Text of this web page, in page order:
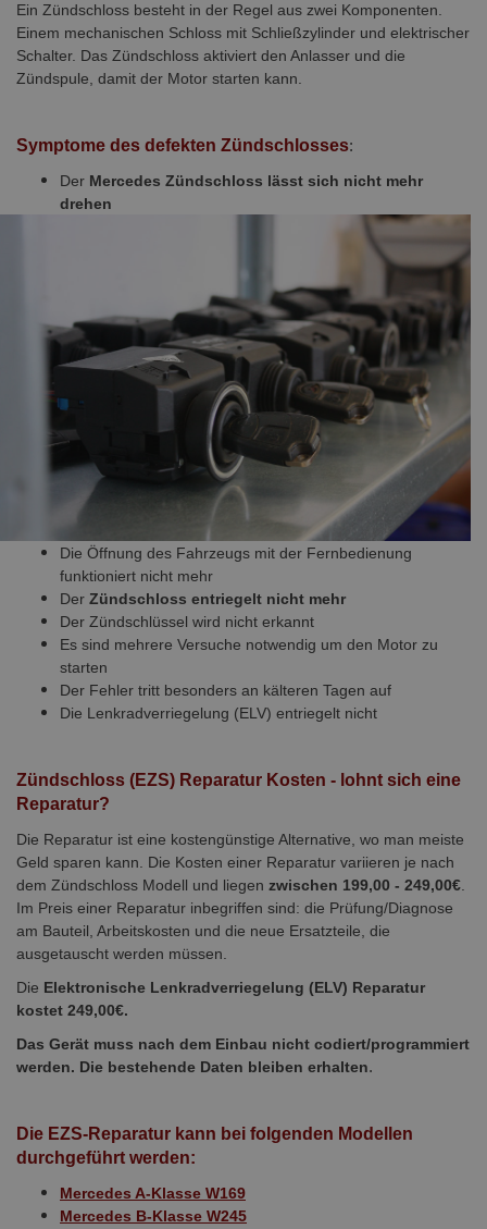
Ein Zündschloss besteht in der Regel aus zwei Komponenten.
Einem mechanischen Schloss mit Schließzylinder und elektrischer
Schalter. Das Zündschloss aktiviert den Anlasser und die
Zündspule, damit der Motor starten kann.
Symptome des defekten Zündschlosses:
Der Mercedes Zündschloss lässt sich nicht mehr
drehen
Die Öffnung des Fahrzeugs mit der Fernbedienung
funktioniert nicht mehr
Der Zündschloss entriegelt nicht mehr
Der Zündschlüssel wird nicht erkannt
Es sind mehrere Versuche notwendig um den Motor zu
starten
Der Fehler tritt besonders an kälteren Tagen auf
Die Lenkradverriegelung (ELV) entriegelt nicht
Zündschloss (EZS) Reparatur Kosten - lohnt sich eine
Reparatur?
Die Reparatur ist eine kostengünstige Alternative, wo man meiste
Geld sparen kann. Die Kosten einer Reparatur variieren je nach
dem Zündschloss Modell und liegen zwischen 199,00 - 249,00€
Im Preis einer Reparatur inbegriffen sind: die Prüfung/Diagnose
am Bauteil, Arbeitskosten und die neue Ersatzteile, die
ausgetauscht werden müssen.
Die Elektronische Lenkradverriegelung (ELV) Reparatur
kostet 249,00€.
Das Gerät muss nach dem Einbau nicht codiert/programmiert
werden. Die bestehende Daten bleiben erhalten.
Die EZS-Reparatur kann bei folgenden Modellen
durchgeführt werden:
Mercedes A-Klasse W169
Mercedes B-Klasse W245